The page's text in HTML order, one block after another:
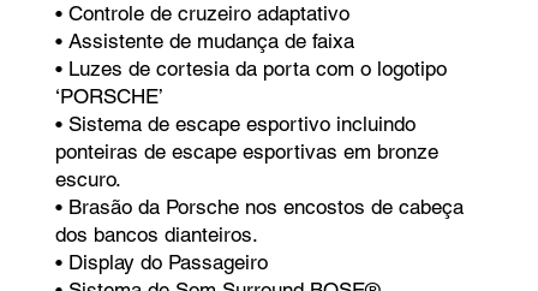
• Controle de cruzeiro adaptativo
• Assistente de mudança de faixa
• Luzes de cortesia da porta com o logotipo
‘PORSCHE’
• Sistema de escape esportivo incluindo
ponteiras de escape esportivas em bronze
escuro.
• Brasão da Porsche nos encostos de cabeça
dos bancos dianteiros.
• Display do Passageiro